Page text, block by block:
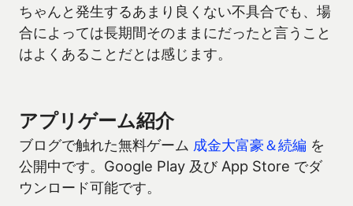
ちゃんと発生するあまり良くない不具合でも、場
合によっては長期間そのままにだったと言うこと
はよくあることだとは感じます。
アプリゲーム紹介
ブログで触れた無料ゲーム 成金大富豪＆続編 を
公開中です。Google Play 及び App Store でダ
ウンロード可能です。